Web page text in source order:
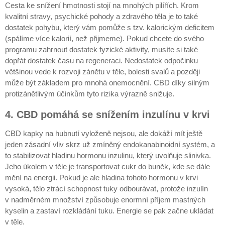
Cesta ke snížení hmotnosti stojí na mnohých pilířích. Krom
kvalitní stravy, psychické pohody a zdravého těla je to také
dostatek pohybu, který vám pomůže s tzv. kalorickým deficitem
(spálíme více kalorií, než přijmeme). Pokud chcete do svého
programu zahrnout dostatek fyzické aktivity, musíte si také
dopřát dostatek času na regeneraci. Nedostatek odpočinku
většinou vede k rozvoji zánětu v těle, bolesti svalů a později
může být základem pro mnohá onemocnění. CBD díky silným
protizánětlivým účinkům tyto rizika výrazně snižuje.
4. CBD pomáhá se snížením inzulínu v krvi
CBD kapky na hubnutí vyloženě nejsou, ale dokáží mít ještě
jeden zásadní vliv skrz už zmíněný endokanabinoidní systém, a
to stabilizovat hladinu hormonu inzulinu, který uvolňuje slinivka.
Jeho úkolem v těle je transportovat cukr do buněk, kde se dále
mění na energii. Pokud je ale hladina tohoto hormonu v krvi
vysoká, tělo ztrácí schopnost tuky odbourávat, protože inzulín
v nadměrném množství způsobuje enormní příjem mastných
kyselin a zastaví rozkládání tuku. Energie se pak začne ukládat
v těle.